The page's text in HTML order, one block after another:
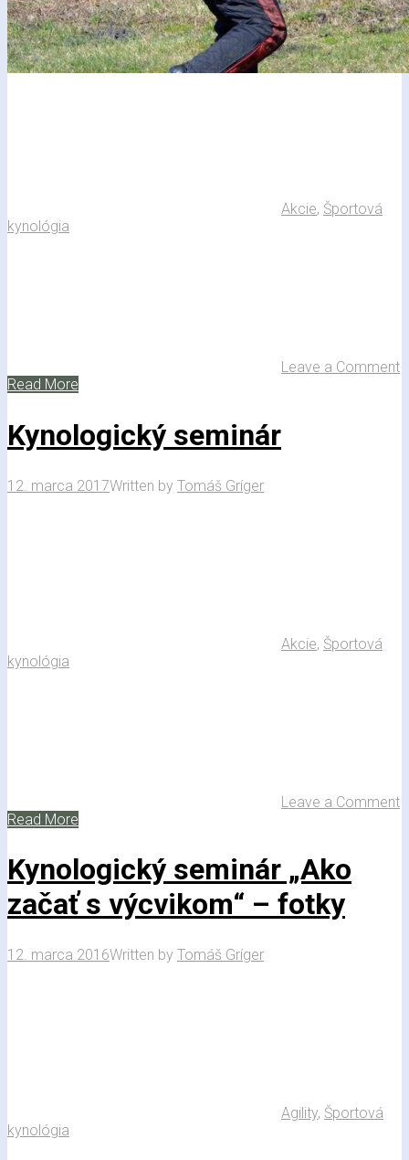
Akcie, Športová
kynológia
Leave a Comment
Read More
Kynologický seminár
12. marca 2017Written by Tomáš Gríger
Akcie, Športová
kynológia
Leave a Comment
Read More
Kynologický seminár „Ako
začať s výcvikom“ – fotky
12. marca 2016Written by Tomáš Gríger
Agility, Športová
kynológia